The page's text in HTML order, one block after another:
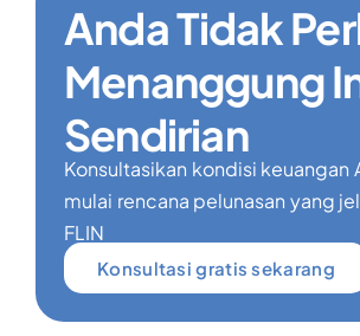
Anda Tidak
Menanggung
Sendirian
Konsultasikan kondisi keuangan
mulai rencana pelunasan yang
FLIN
Konsultasi gratis sekarang